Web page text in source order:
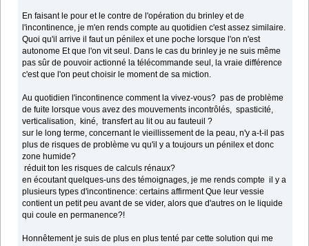
En faisant le pour et le contre de l'opération du brinley et de
l'incontinence, je m'en rends compte au quotidien c'est assez similaire.
Quoi qu'il arrive il faut un pénilex et une poche lorsque l'on n'est
autonome Et que l'on vit seul. Dans le cas du brinley je ne suis même
pas sûr de pouvoir actionné la télécommande seul, la vraie différence
c'est que l'on peut choisir le moment de sa miction.
Au quotidien l'incontinence comment la vivez-vous? pas de problème
de fuite lorsque vous avez des mouvements incontrôlés, spasticité,
verticalisation, kiné, transfert au lit ou au fauteuil ?
sur le long terme, concernant le vieillissement de la peau, n'y a-t-il pas
plus de risques de problème vu qu'il y a toujours un pénilex et donc
zone humide?
réduit ton les risques de calculs rénaux?
en écoutant quelques-uns des témoignages, je me rends compte il y a
plusieurs types d'incontinence: certains affirment Que leur vessie
contient un petit peu avant de se vider, alors que d'autres on le liquide
qui coule en permanence?!
Honnêtement je suis de plus en plus tenté par cette solution qui me